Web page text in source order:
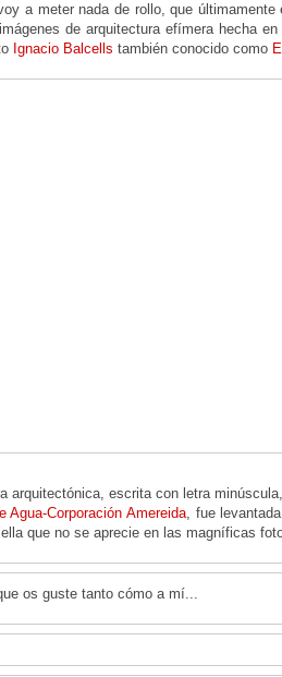
a meter nada de rollo, que
de arquitectura efímera hecha
Ignacio Balcells también conocido como
arquitectónica, escrita con letra
Agua-Corporación Amereida, fue
que no se aprecie en las magníficas
os guste tanto cómo a mí...